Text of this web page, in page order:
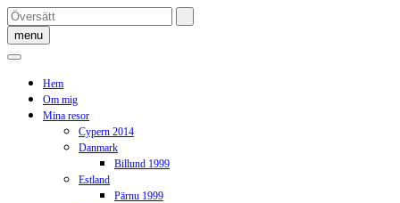
Skip
to
content
menu
Hem
Om mig
Mina resor
Cypern 2014
Danmark
Billund 1999
Estland
Pärnu 1999